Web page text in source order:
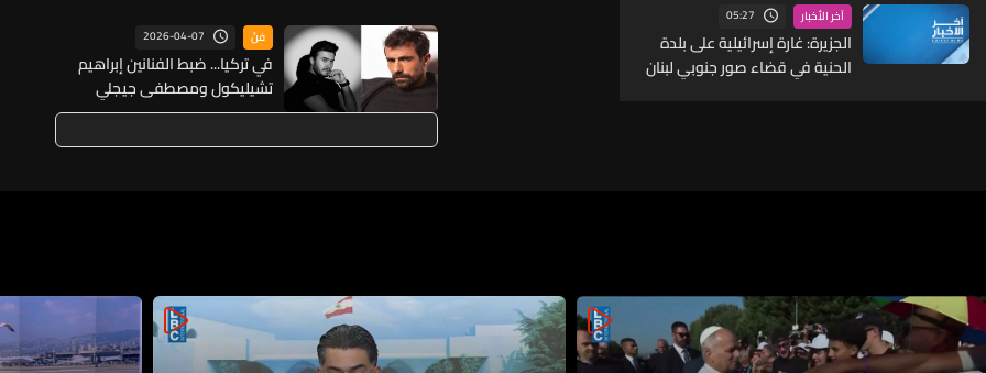
آخر الأخبار 05:27
الجزيرة: غارة إسرائيلية على بلدة
الحنية في قضاء صور جنوبي لبنان
فنّ 2026-04-07
في تركيا... ضبط الفنانين إبراهيم
تشيليكول ومصطفى جيجلي
بتهمة حيازة المخدرات